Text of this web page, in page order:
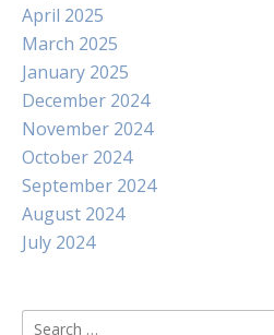
April 2025
March 2025
January 2025
December 2024
November 2024
October 2024
September 2024
August 2024
July 2024
Search